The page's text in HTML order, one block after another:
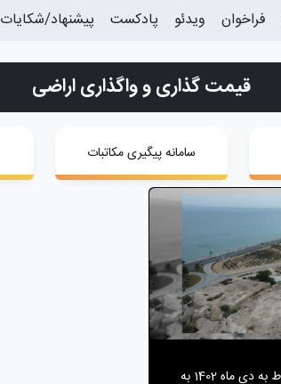
فراخوان ویدئو پادکست پیشنهاد/شکایات
قیمت گذاری و واگذاری اراضی
سامانه پیگیری مکاتبات
گزارش واگذاری اراضی مربوط به دی ماه 1402 به